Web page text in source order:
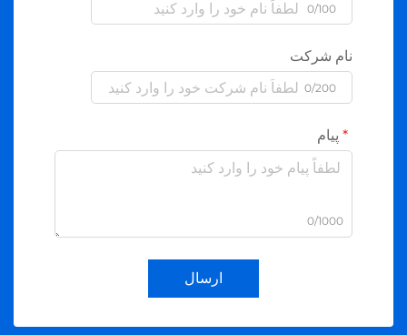
0/100
نام شرکت
0/200
پیام
0/1000
ارسال